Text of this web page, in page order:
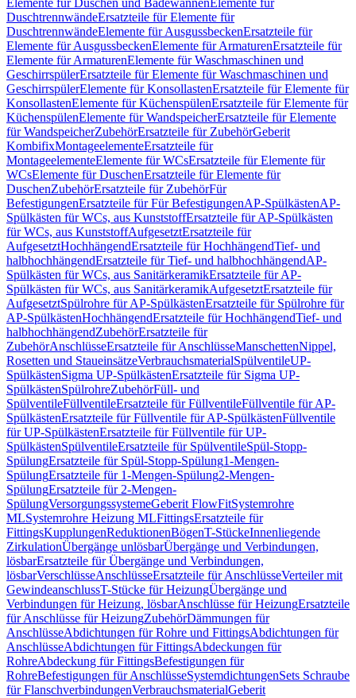
Elemente für Duschen und BadewannenElemente für
DuschtrennwändeErsatzteile für Elemente für
DuschtrennwändeElemente für AusgussbeckenErsatzteile für
Elemente für AusgussbeckenElemente für ArmaturenErsatzteile für
Elemente für ArmaturenElemente für Waschmaschinen und
GeschirrspülerErsatzteile für Elemente für Waschmaschinen und
GeschirrspülerElemente für KonsollastenErsatzteile für Elemente für
KonsollastenElemente für KüchenspülenErsatzteile für Elemente für
KüchenspülenElemente für WandspeicherErsatzteile für Elemente
für WandspeicherZubehörErsatzteile für ZubehörGeberit
KombifixMontageelementeErsatzteile für
MontageelementeElemente für WCsErsatzteile für Elemente für
WCsElemente für DuschenErsatzteile für Elemente für
DuschenZubehörErsatzteile für ZubehörFür
BefestigungenErsatzteile für Für BefestigungenAP-SpülkästenAP-
Spülkästen für WCs, aus KunststoffErsatzteile für AP-Spülkästen
für WCs, aus KunststoffAufgesetztErsatzteile für
AufgesetztHochhängendErsatzteile für HochhängendTief- und
halbhochhängendErsatzteile für Tief- und halbhochhängendAP-
Spülkästen für WCs, aus SanitärkeramikErsatzteile für AP-
Spülkästen für WCs, aus SanitärkeramikAufgesetztErsatzteile für
AufgesetztSpülrohre für AP-SpülkästenErsatzteile für Spülrohre für
AP-SpülkästenHochhängendErsatzteile für HochhängendTief- und
halbhochhängendZubehörErsatzteile für
ZubehörAnschlüsseErsatzteile für AnschlüsseManschettenNippel,
Rosetten und StaueinsätzeVerbrauchsmaterialSpülventileUP-
SpülkästenSigma UP-SpülkästenErsatzteile für Sigma UP-
SpülkästenSpülrohreZubehörFüll- und
SpülventileFüllventileErsatzteile für FüllventileFüllventile für AP-
SpülkästenErsatzteile für Füllventile für AP-SpülkästenFüllventile
für UP-SpülkästenErsatzteile für Füllventile für UP-
SpülkästenSpülventileErsatzteile für SpülventileSpül-Stopp-
SpülungErsatzteile für Spül-Stopp-Spülung1-Mengen-
SpülungErsatzteile für 1-Mengen-Spülung2-Mengen-
SpülungErsatzteile für 2-Mengen-
SpülungVersorgungssystemeGeberit FlowFitSystemrohre
MLSystemrohre Heizung MLFittingsErsatzteile für
FittingsKupplungenReduktionenBögenT-StückeInnenliegende
ZirkulationÜbergänge unlösbarÜbergänge und Verbindungen,
lösbarErsatzteile für Übergänge und Verbindungen,
lösbarVerschlüsseAnschlüsseErsatzteile für AnschlüsseVerteiler mit
GewindeanschlussT-Stücke für HeizungÜbergänge und
Verbindungen für Heizung, lösbarAnschlüsse für HeizungErsatzteile
für Anschlüsse für HeizungZubehörDämmungen für
AnschlüsseAbdichtungen für Rohre und FittingsAbdichtungen für
AnschlüsseAbdichtungen für FittingsAbdeckungen für
RohreAbdeckung für FittingsBefestigungen für
RohreBefestigungen für AnschlüsseSystemdichtungenSets Schraube
für FlanschverbindungenVerbrauchsmaterialGeberit